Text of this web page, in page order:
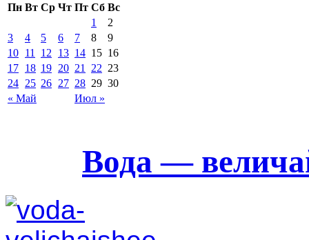
Пн Вт Ср Чт Пт Сб Вс
« Май Июл »
1
2
3
4 5 6 7 8
9
10 11 12 13 14 15 16
17 18 19 20 21 22 23
24 25 26 27 28 29 30
Вода —